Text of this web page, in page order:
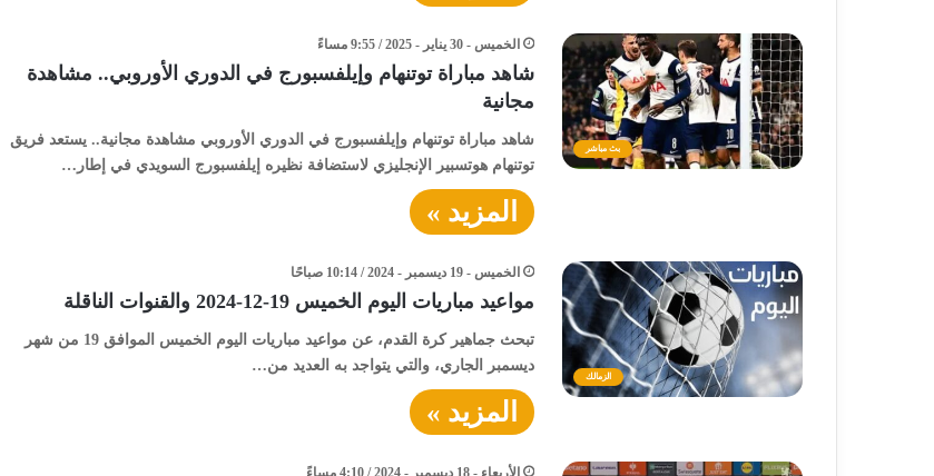
بث مباشر
الخميس - 30 يناير - 2025 / 9:55 مساءً
شاهد مباراة توتنهام وإيلفسبورج في الدوري الأوروبي.. مشاهدة
مجانية
شاهد مباراة توتنهام وإيلفسبورج في الدوري الأوروبي مشاهدة مجانية.. يستعد فريق
توتنهام هوتسبير الإنجليزي لاستضافة نظيره إيلفسبورج السويدي في إطار…
المزيد »
الزمالك
الخميس - 19 ديسمبر - 2024 / 10:14 صباحًا
مواعيد مباريات اليوم الخميس 19-12-2024 والقنوات الناقلة
تبحث جماهير كرة القدم، عن مواعيد مباريات اليوم الخميس الموافق 19 من شهر
ديسمبر الجاري، والتي يتواجد به العديد من…
المزيد »
الأربعاء - 18 ديسمبر - 2024 / 4:10 مساءً